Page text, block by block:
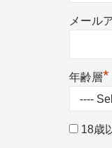
メール
年齢層*
18歳